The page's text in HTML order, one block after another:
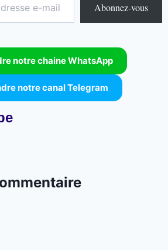
Abonnez-vous
notre chaine WhatsApp
notre canal Telegram